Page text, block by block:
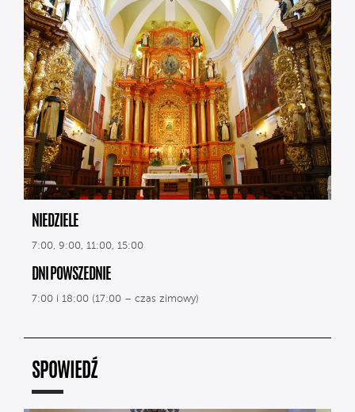
NIEDZIELE
7:00, 9:00, 11:00, 15:00
DNI POWSZEDNIE
7:00 i 18:00 (17:00 – czas zimowy)
SPOWIEDŹ